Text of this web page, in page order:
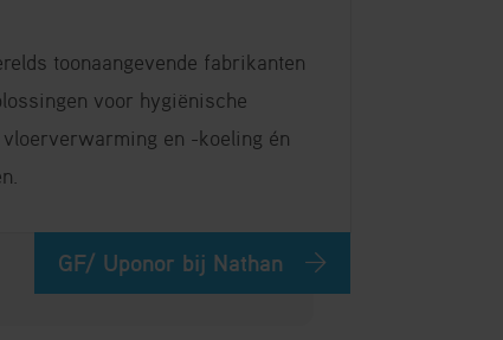
toonaangevende fabrikanten
voor hygiënische
en -koeling én
GF/ Uponor bij Nathan